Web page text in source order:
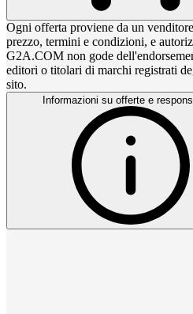
Ogni offerta proviene da un
prezzo, termini e condizioni, e
G2A.COM non gode
editori o titolari di marchi registrati
sito.
Informazioni su offerte e